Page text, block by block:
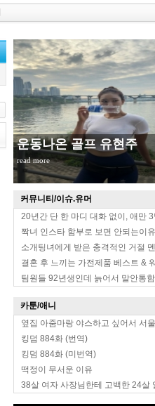
장원영 한뼘 치마
read more
커뮤니티/이슈.유머
20년간 단 한 마디 대화 없이, 애만
짝녀 인스타 함부로 보면 안되는이유
소개팅녀에게 받은 충격적인 거절
결혼 후 느끼는 가전제품 베스트 &
팀원들 92년생인데 늙어서 말안통
카툰/애니
옆집 아줌마랑 야스하고 싶어서 서
킹덤 884화 (번역)
킹덤 884화 (미번역)
떡정이 무서운 이유
38살 여자 사장님한테 고백한 24살